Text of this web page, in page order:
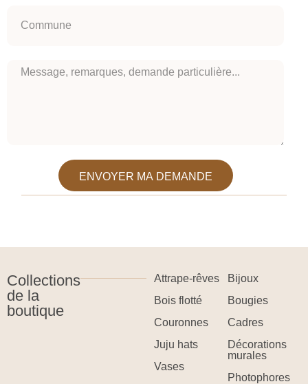
ENVOYER MA DEMANDE
Collections
de la
boutique
Attrape-rêves
Bois flotté
Couronnes
Juju hats
Vases
Bijoux
Bougies
Cadres
Décorations
murales
Photophores